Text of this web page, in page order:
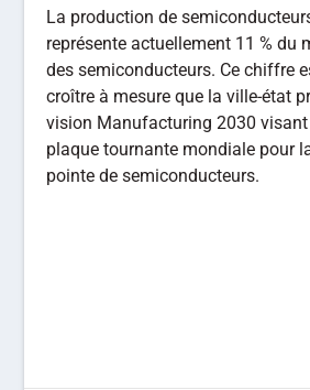
La production de
représente actuellement 11 % du
des semiconducteurs. Ce chiffre
croître à mesure que la ville-état
vision Manufacturing 2030 visant
plaque tournante mondiale pour
pointe de semiconducteurs.